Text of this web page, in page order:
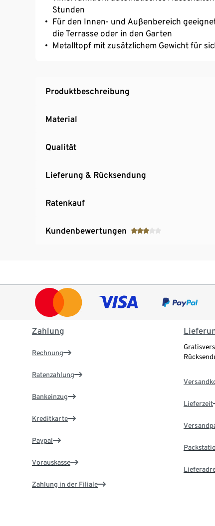
Stunden
Für den Innen- und Außenbereich
die Terrasse oder in den Garten
Metalltopf mit zusätzlichem Gewicht für
Produktbeschreibung
Material
Qualität
Lieferung & Rücksendung
Ratenkauf
Kundenbewertungen
Zahlung
Rechnung
Ratenzahlung
Bankeinzug
Kreditkarte
Paypal
Vorauskasse
Zahlung in der Filiale
Lieferzeit